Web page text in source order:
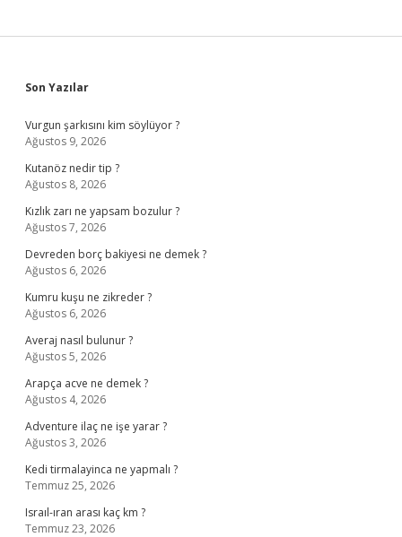
Sidebar
Son Yazılar
Vurgun şarkısını kim söylüyor ?
Ağustos 9, 2026
Kutanöz nedir tip ?
Ağustos 8, 2026
Kızlık zarı ne yapsam bozulur ?
Ağustos 7, 2026
Devreden borç bakiyesi ne demek ?
Ağustos 6, 2026
Kumru kuşu ne zikreder ?
Ağustos 6, 2026
Averaj nasıl bulunur ?
Ağustos 5, 2026
Arapça acve ne demek ?
Ağustos 4, 2026
Adventure ilaç ne işe yarar ?
Ağustos 3, 2026
Kedi tirmalayinca ne yapmalı ?
Temmuz 25, 2026
Israıl-ıran arası kaç km ?
Temmuz 23, 2026